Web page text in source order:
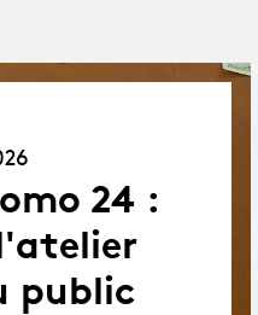
24 :
public